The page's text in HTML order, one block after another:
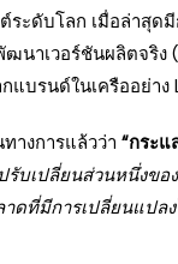
ะดับโลก เมื่อล่าสุด
าเวอร์ชันผลิตจริง
บรนด์ในเครืออย่าง
างการแล้วว่า “กระแ
รับเปลี่ยนส่วนหนึ่งข
ที่มีการเปลี่ยนแปลง